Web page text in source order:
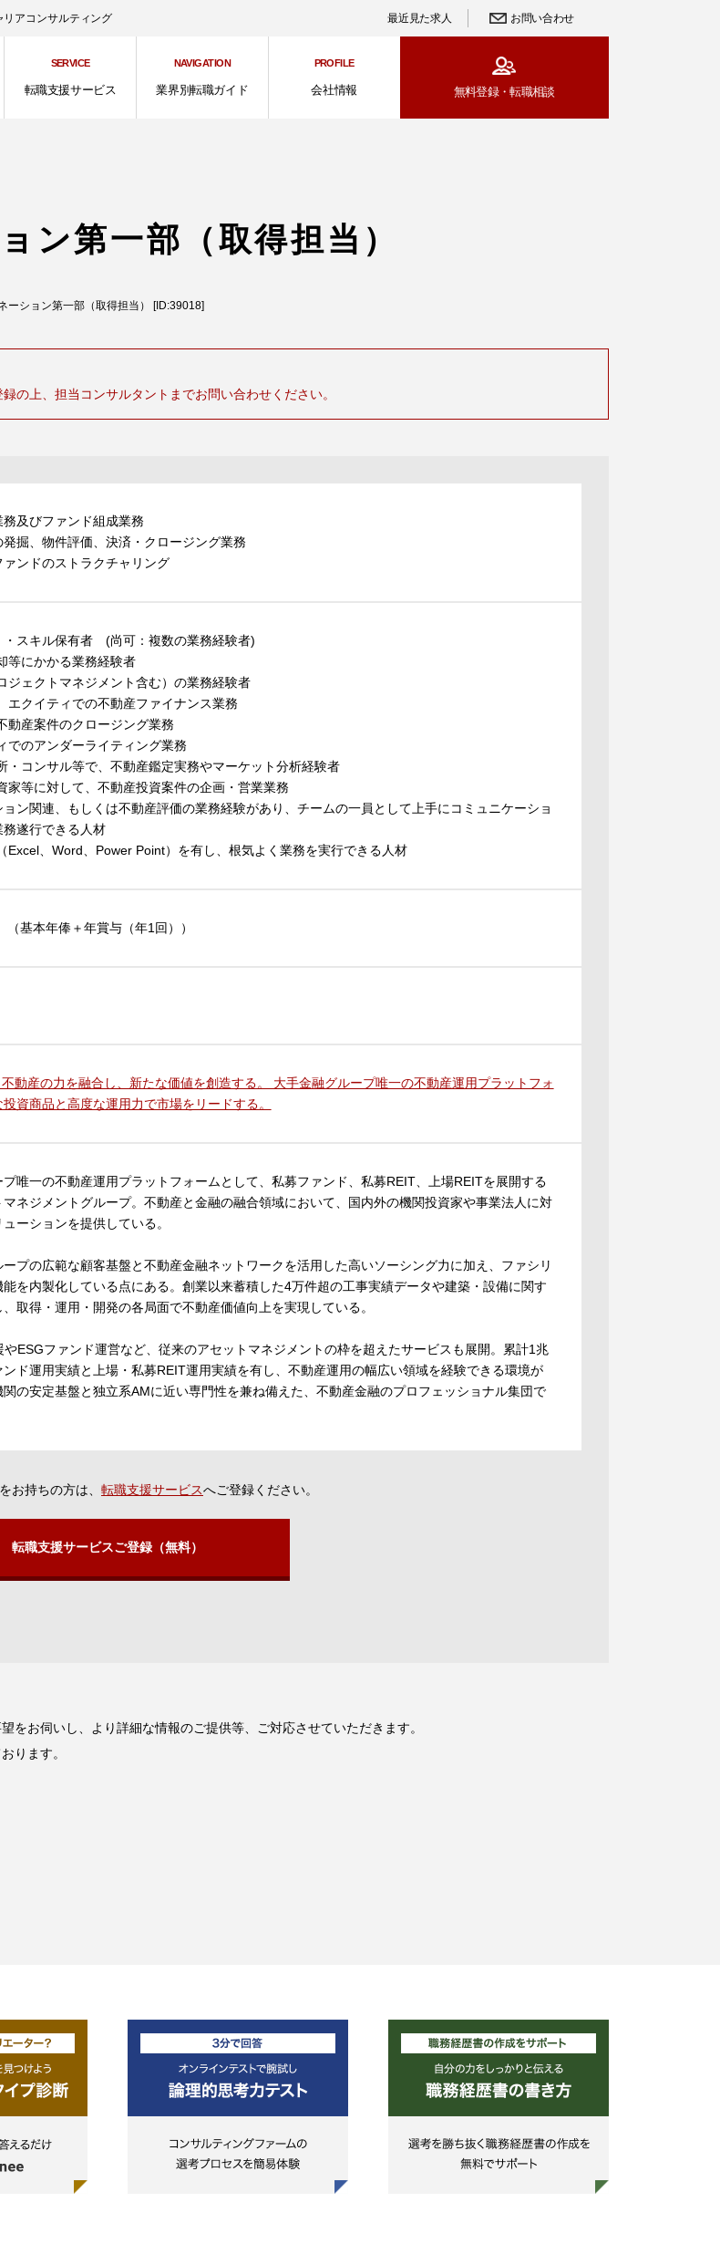
アコンサルティング 最近見た求人 お問い合わせ
SERVICE
転職支援サービス
NAVIGATION
業界別転職ガイド
PROFILE
会社情報 無料登録・転職相談
ン第一部（取得担当）
ーション第一部（取得担当） [ID:39018]
の上、担当コンサルタントまでお問い合わせください。
務及びファンド組成業務
発掘、物件評価、決済・クロージング業務
ァンドのストラクチャリング
スキル保有者 (尚可：複数の業務経験者)
にかかる業務経験者
ェクトマネジメント含む）の業務経験者
クイティでの不動産ファイナンス業務
産案件のクロージング業務
のアンダーライティング業務
コンサル等で、不動産鑑定実務やマーケット分析経験者
等に対して、不動産投資案件の企画・営業業務
ョン関連、もしくは不動産評価の業務経験があり、チームの一員として上手にコミュニケーショ
遂行できる人材
Excel、Word、Power Point）を有し、根気よく業務を実行できる人材
基本年俸＋年賞与（年1回））
動産の力を融合し、新たな価値を創造する。 大手金融グループ唯一の不動産運用プラットフォ
資商品と高度な運用力で市場をリードする。
プ唯一の不動産運用プラットフォームとして、私募ファンド、私募REIT、上場REITを展開する
ネジメントグループ。不動産と金融の融合領域において、国内外の機関投資家や事業法人に対
ーションを提供している。
プの広範な顧客基盤と不動産金融ネットワークを活用した高いソーシング力に加え、ファシリ
を内製化している点にある。創業以来蓄積した4万件超の工事実績データや建築・設備に関す
取得・運用・開発の各局面で不動産価値向上を実現している。
やESGファンド運営など、従来のアセットマネジメントの枠を超えたサービスも展開。累計1兆
ド運用実績と上場・私募REIT運用実績を有し、不動産運用の幅広い領域を経験できる環境が
の安定基盤と独立系AMに近い専門性を兼ね備えた、不動産金融のプロフェッショナル集団で
お持ちの方は、 転職支援サービスへご登録ください。
転職支援サービスご登録（無料）
をお伺いし、より詳細な情報のご提供等、ご対応させていただきます。
ります。